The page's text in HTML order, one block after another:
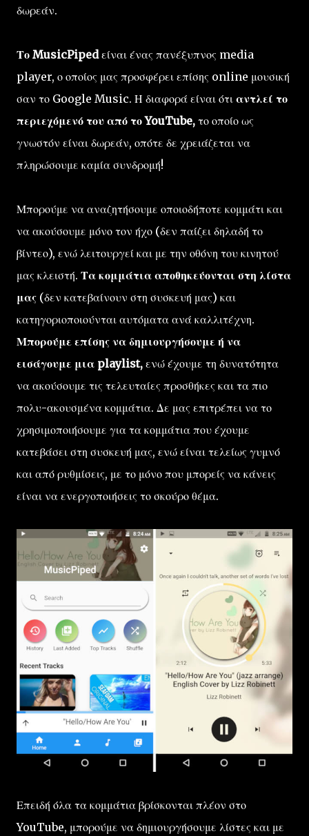
δωρεάν.
Το MusicPipedείναι ένας πανέξυπνος media
player, ο οποίος μας προσφέρει επίσης online μουσική
σαν το Google Music. Η διαφορά είναι ότι αντλεί το
περιεχόμενό του από το YouTube, το οποίο ως
γνωστόν είναι δωρεάν, οπότε δε χρειάζεται να
πληρώσουμε καμία συνδρομή!
Μπορούμε να αναζητήσουμε οποιοδήποτε κομμάτι και
να ακούσουμε μόνο τον ήχο (δεν παίζει δηλαδή το
βίντεο), ενώ λειτουργεί και με την οθόνη του κινητού
μας κλειστή. Τα κομμάτια αποθηκεύονται στη λίστα
μας (δεν κατεβαίνουν στη συσκευή μας) και
κατηγοριοποιούνται αυτόματα ανά καλλιτέχνη.
Μπορούμε επίσης να δημιουργήσουμε ή να
εισάγουμε μια playlist, ενώ έχουμε τη δυνατότητα
να ακούσουμε τις τελευταίες προσθήκες και τα πιο
πολυ-ακουσμένα κομμάτια. Δε μας επιτρέπει να το
χρησιμοποιήσουμε για τα κομμάτια που έχουμε
κατεβάσει στη συσκευή μας, ενώ είναι τελείως γυμνό
και από ρυθμίσεις, με το μόνο που μπορείς να κάνεις
είναι να ενεργοποιήσεις το σκούρο θέμα.
Επειδή όλα τα κομμάτια βρίσκονται πλέον στο
YouTube, μπορούμε να δημιουργήσουμε λίστες και με